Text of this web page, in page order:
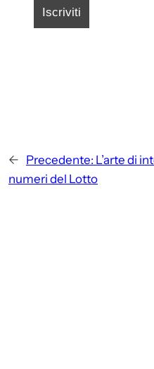
← Precedente: L’arte di
numeri del Lotto